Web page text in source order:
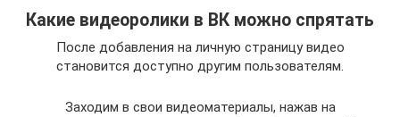
Какие видеоролики в ВК можно спрятать
После добавления на личную страницу видео
становится доступно другим пользователям.
Заходим в свои видеоматериалы, нажав на